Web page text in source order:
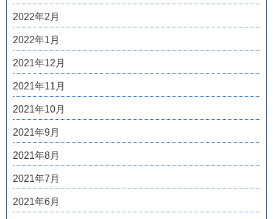
2022年2月
2022年1月
2021年12月
2021年11月
2021年10月
2021年9月
2021年8月
2021年7月
2021年6月